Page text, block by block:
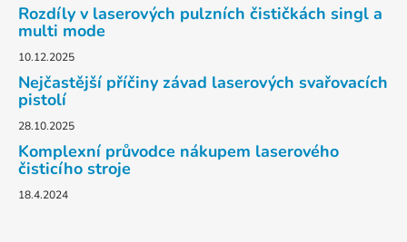
Rozdíly v laserových pulzních čističkách singl a
multi mode
10.12.2025
Nejčastější příčiny závad laserových svařovacích
pistolí
28.10.2025
Komplexní průvodce nákupem laserového
čisticího stroje
18.4.2024